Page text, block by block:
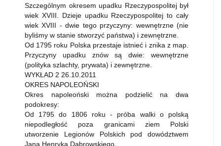
Szczególnym okresem upadku Rzeczypospolitej był
wiek XVIII. Dzieje upadku Rzeczypospolitej to cały
wiek XVIII - dwie tego przyczyny: wewnętrzne (nie
byliśmy w stanie stworzyć państwa) i zewnętrzne.
Od 1795 roku Polska przestaje istnieć i znika z map.
Przyczyny upadku znów są dwie: wewnętrzne
(polityka szlachty, prywata) i zewnętrzne.
WYKŁAD 2 26.10.2011
OKRES NAPOLEOŃSKI
Okres napoleoński można podzielić na dwa
podokresy:
Od 1795 do 1806 roku - próba walki o polską
niepodległość poza granicami ziem Polski
utworzenie Legionów Polskich pod dowództwem
Jana Henryka Dąbrowskiego.